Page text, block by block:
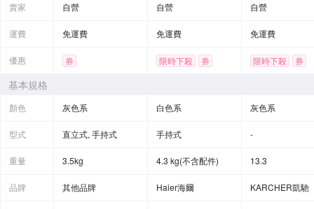
賣家 自營 自營 自營
運費 免運費 免運費 免運費
優惠 券 限時下殺 券 限時下殺 券
基本規格
顏色 灰色系 白色系 灰色系
型式 直立式, 手持式 手持式 -
重量 3.5kg 4.3 kg(不含配件) 13.3
品牌 其他品牌 Haier海爾 KARCHER凱馳